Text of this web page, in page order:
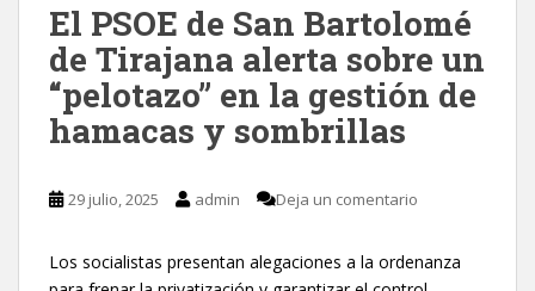
El PSOE de San Bartolomé
de Tirajana alerta sobre un
“pelotazo” en la gestión de
hamacas y sombrillas
29 julio, 2025 admin Deja un comentario
Los socialistas presentan alegaciones a la ordenanza